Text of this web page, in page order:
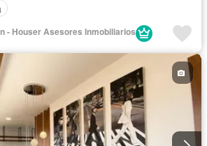
- Houser Asesores Inmobiliarios